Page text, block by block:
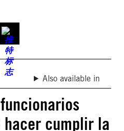
Also available in
hacer cumplir la